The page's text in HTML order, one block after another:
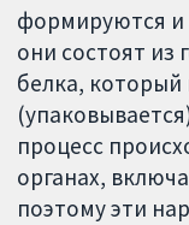
формируются и
они состоят из
белка, который
процесс
органах,
поэтому эти